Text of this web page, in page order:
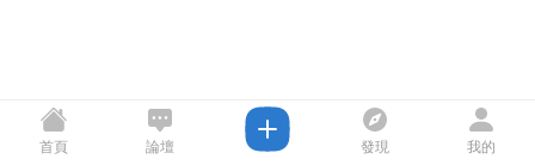
首頁 論壇 發現 我的